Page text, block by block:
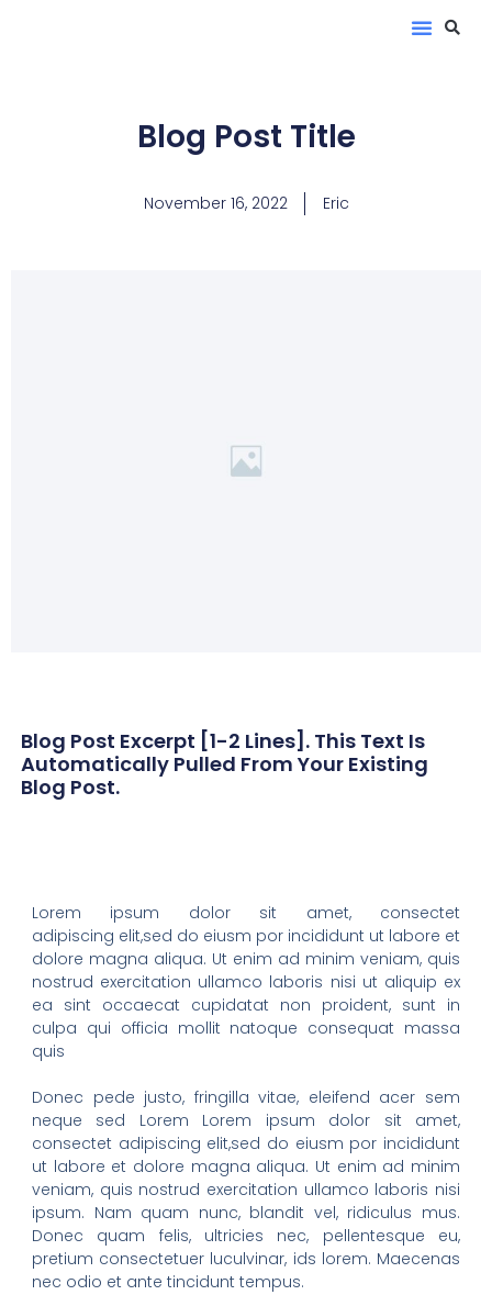
Blog Post Title
November 16, 2022 Eric
Blog Post Excerpt [1-2 Lines]. This Text Is
Automatically Pulled From Your Existing
Blog Post.
Lorem ipsum dolor sit amet, consectet
adipiscing elit,sed do eiusm por incididunt ut labore et
dolore magna aliqua. Ut enim ad minim veniam, quis
nostrud exercitation ullamco laboris nisi ut aliquip ex
ea sint occaecat cupidatat non proident, sunt in
culpa qui officia mollit natoque consequat massa
quis
Donec pede justo, fringilla vitae, eleifend acer sem
neque sed Lorem Lorem ipsum dolor sit amet,
consectet adipiscing elit,sed do eiusm por incididunt
ut labore et dolore magna aliqua. Ut enim ad minim
veniam, quis nostrud exercitation ullamco laboris nisi
ipsum. Nam quam nunc, blandit vel, ridiculus mus.
Donec quam felis, ultricies nec, pellentesque eu,
pretium consectetuer luculvinar, ids lorem. Maecenas
nec odio et ante tincidunt tempus.